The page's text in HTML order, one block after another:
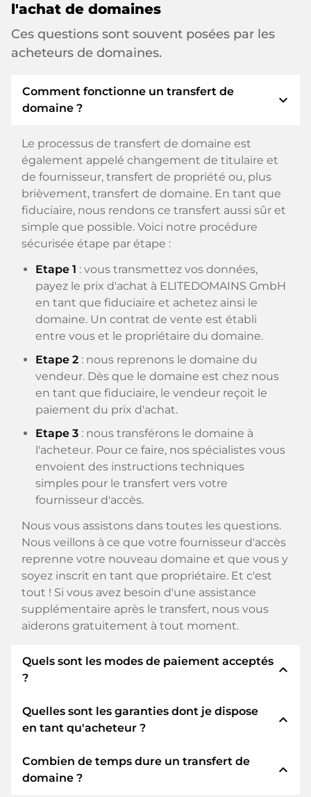
l'achat de domaines
Ces questions sont souvent posées par les
acheteurs de domaines.
Comment fonctionne un transfert de
domaine ?
expand_more
Le processus de transfert de domaine est
également appelé changement de titulaire et
de fournisseur, transfert de propriété ou, plus
brièvement, transfert de domaine. En tant que
fiduciaire, nous rendons ce transfert aussi sûr et
simple que possible. Voici notre procédure
sécurisée étape par étape :
Etape 1 : vous transmettez vos données,
payez le prix d'achat à ELITEDOMAINS GmbH
en tant que fiduciaire et achetez ainsi le
domaine. Un contrat de vente est établi
entre vous et le propriétaire du domaine.
Etape 2 : nous reprenons le domaine du
vendeur. Dès que le domaine est chez nous
en tant que fiduciaire, le vendeur reçoit le
paiement du prix d'achat.
Etape 3 : nous transférons le domaine à
l'acheteur. Pour ce faire, nos spécialistes vous
envoient des instructions techniques
simples pour le transfert vers votre
fournisseur d'accès.
Nous vous assistons dans toutes les questions.
Nous veillons à ce que votre fournisseur d'accès
reprenne votre nouveau domaine et que vous y
soyez inscrit en tant que propriétaire. Et c'est
tout ! Si vous avez besoin d'une assistance
supplémentaire après le transfert, nous vous
aiderons gratuitement à tout moment.
Quels sont les modes de paiement acceptés
?
expand_less
Nous utilisons SEPA comme paiement anticipé
et utilisons STRIPE comme prestataire de
paiement disponibles tels que : Cartes de crédit,
PayPal, Klarna, ApplePay, GooglePay, Alipay ou
Quelles sont les garanties dont je dispose
en tant qu'acheteur ?
expand_less
En tant qu'acheteur, nous vous garantissons
toujours les sécurités suivantes. Nous nous en
Combien de temps dure un transfert de
domaine ?
expand_less